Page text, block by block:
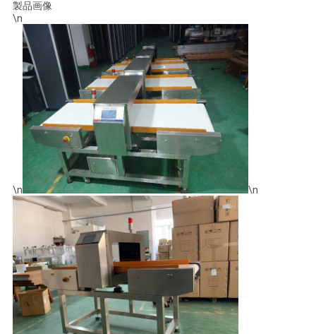
求
し
な
さ
い
VR
SHOW
SITEMAP
PRIVACY
POLICY
製品画像
\n
\n \n